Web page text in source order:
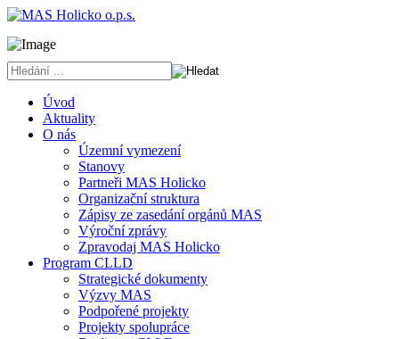
Úvod
Aktuality
O nás
Územní vymezení
Stanovy
Partneři MAS Holicko
Organizační struktura
Zápisy ze zasedání orgánů MAS
Výroční zprávy
Zpravodaj MAS Holicko
Program CLLD
Strategické dokumenty
Výzvy MAS
Podpořené projekty
Projekty spolupráce